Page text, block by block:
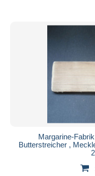
Margarine-
Butterstreicher ,